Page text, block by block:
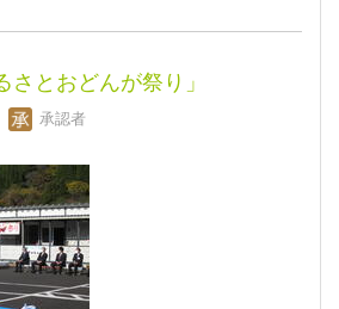
さとおどんが祭り」
承認者